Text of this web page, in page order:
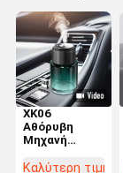
XK06
Αθόρυβη
Μηχανή
Αυτοκινήτου
Καλύτερη τιμή